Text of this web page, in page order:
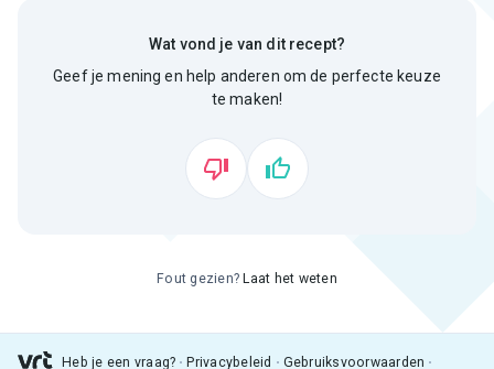
Wat vond je van dit recept?
Geef je mening en help anderen om de perfecte keuze
te maken!
Fout gezien? Laat het weten
Heb je een vraag? Privacybeleid Gebruiksvoorwaarden